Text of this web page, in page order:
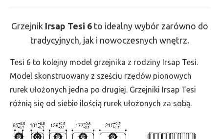
wys.
2500,
szer.
225,
2081
Grzejnik Irsap Tesi 6to idealny wybór zarówno do
tradycyjnych, jak i nowoczesnych wnętrz.
Tesi 6 to kolejny model grzejnika z rodziny Irsap Tesi.
Model skonstruowany z sześciu rzędów pionowych
rurek ułożonych jedna po drugiej. Grzejniki Irsap Tesi
różnią się od siebie ilością rurek ułożonych za sobą.